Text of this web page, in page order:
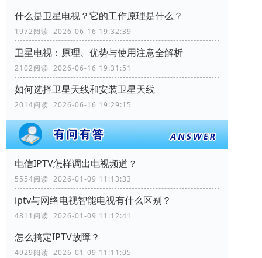
什么是卫星电视？它的工作原理是什么？
1972阅读 2026-06-16 19:32:39
卫星电视：原理、优势与使用注意全解析
2102阅读 2026-06-16 19:31:51
如何选择卫星天线和安装卫星天线
2014阅读 2026-06-16 19:29:15
电信IPTV怎样调出电视频道？
5554阅读 2026-01-09 11:13:33
iptv与网络电视智能电视有什么区别？
4811阅读 2026-01-09 11:12:41
怎么搞定IPTV故障？
4929阅读 2026-01-09 11:11:05